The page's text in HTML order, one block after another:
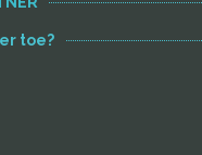
toe?